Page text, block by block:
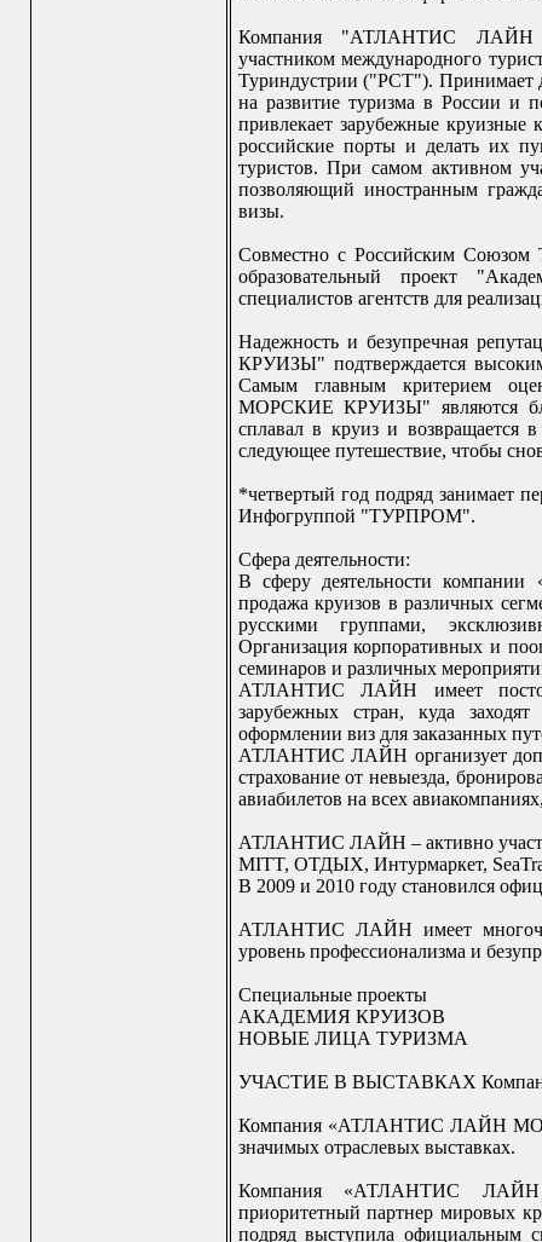
Компания "АТЛАНТИС ЛАЙН
участником международного
Туриндустрии ("РСТ"). Принимает
на развитие туризма в России
привлекает зарубежные круизные
российские порты и делать их
туристов. При самом активном
позволяющий иностранным
визы.
Совместно с Российским Союзом
образовательный проект
специалистов агентств для
Надежность и безупречная
КРУИЗЫ" подтверждается
Самым главным критерием
МОРСКИЕ КРУИЗЫ" являются
сплавал в круиз и
следующее путешествие, чтобы
*четвертый год подряд занимает
Инфогруппой "ТУРПРОМ".
Сфера деятельности:
В сферу деятельности
продажа круизов в различных
русскими группами,
Организация корпоративных и
семинаров и различных
АТЛАНТИС ЛАЙН имеет
зарубежных стран, куда
оформлении виз для заказанных
АТЛАНТИС ЛАЙН организует
страхование от невыезда,
авиабилетов на всех
АТЛАНТИС ЛАЙН – активно
MITT, ОТДЫХ, Интурмаркет,
В 2009 и 2010 году становился
АТЛАНТИС ЛАЙН имеет
уровень профессионализма и
Специальные проекты
АКАДЕМИЯ КРУИЗОВ
НОВЫЕ ЛИЦА ТУРИЗМА
УЧАСТИЕ В ВЫСТАВКАХ
Компания «АТЛАНТИС ЛАЙН
значимых отраслевых выставках.
Компания «АТЛАНТИС
приоритетный партнер мировых
подряд выступила официальным